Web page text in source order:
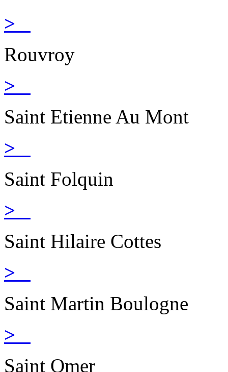
>
Rouvroy
>
Saint Etienne Au Mont
>
Saint Folquin
>
Saint Hilaire Cottes
>
Saint Martin Boulogne
>
Saint Omer